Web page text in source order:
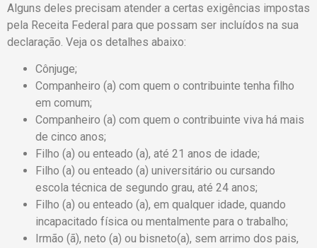
Alguns deles precisam atender a certas exigências impostas
pela Receita Federal para que possam ser incluídos na sua
declaração. Veja os detalhes abaixo:
Cônjuge;
Companheiro (a) com quem o contribuinte tenha filho
em comum;
Companheiro (a) com quem o contribuinte viva há mais
de cinco anos;
Filho (a) ou enteado (a), até 21 anos de idade;
Filho (a) ou enteado (a) universitário ou cursando
escola técnica de segundo grau, até 24 anos;
Filho (a) ou enteado (a), em qualquer idade, quando
incapacitado física ou mentalmente para o trabalho;
Irmão (ã), neto (a) ou bisneto(a), sem arrimo dos pais,